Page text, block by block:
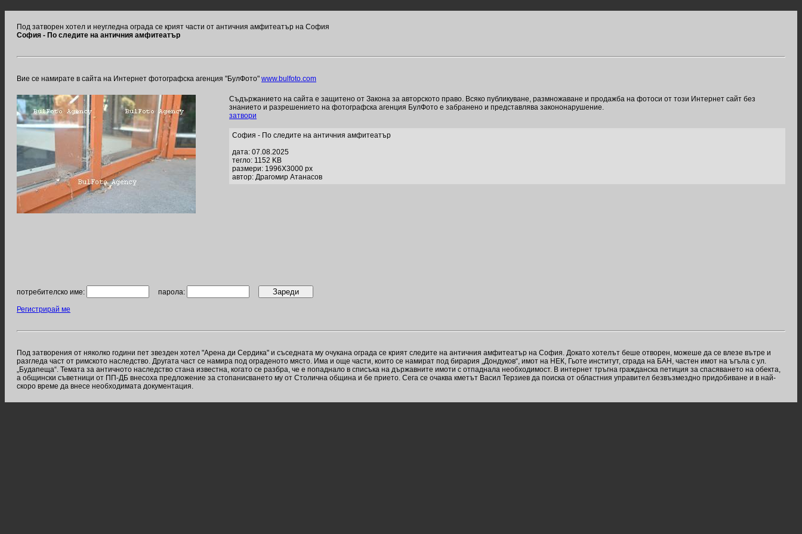
Под затворен хотел и неугледна ограда се крият части от античния амфитеатър на София
София - По следите на античния амфитеатър
Вие се намирате в сайта на Интернет фотографска агенция "БулФото" www.bulfoto.com
Съдържанието на сайта е защитено от Закона за авторското право. Всяко публикуване, размножаване и продажба на фотоси от този Интернет сайт без
знанието и разрешението на фотографска агенция БулФото е забранено и представлява закононарушение.
затвори
София - По следите на античния амфитеатър
дата: 07.08.2025
тегло: 1152 KB
размери: 1996X3000 px
автор: Драгомир Атанасов
потребителско име: парола:
Регистрирай ме
Под затворения от няколко години пет звезден хотел "Арена ди Сердика" и съседната му очукана ограда се крият следите на античния амфитеатър на София. Докато хотелът беше отворен, можеше да се влезе вътре и
разгледа част от римското наследство. Другата част се намира под ограденото място. Има и още части, които се намират под бирария „Дондуков“, имот на НЕК, Гьоте институт, сграда на БАН, частен имот на ъгъла с ул.
„Будапеща“. Темата за античното наследство стана известна, когато се разбра, че е попаднало в списъка на държавните имоти с отпаднала необходимост. В интернет тръгна гражданска петиция за спасяването на обекта,
а общински съветници от ПП-ДБ внесоха предложение за стопанисването му от Столична община и бе прието. Сега се очаква кметът Васил Терзиев да поиска от областния управител безвъзмездно придобиване и в най-
скоро време да внесе необходимата документация.